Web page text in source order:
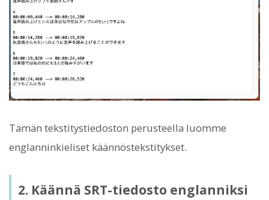
Tämän tekstitystiedoston perusteella luomme
englanninkieliset käännöstekstitykset.
2. Käännä SRT-tiedosto englanniksi